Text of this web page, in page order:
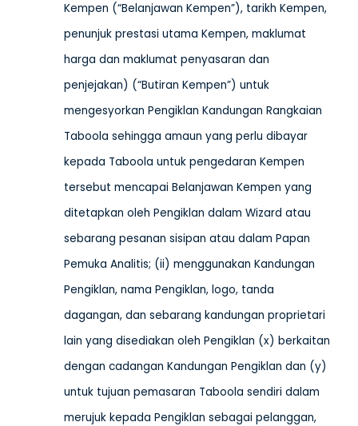
Kempen (“Belanjawan Kempen”), tarikh Kempen,
penunjuk prestasi utama Kempen, maklumat
harga dan maklumat penyasaran dan
penjejakan) (“Butiran Kempen”) untuk
mengesyorkan Pengiklan Kandungan Rangkaian
Taboola sehingga amaun yang perlu dibayar
kepada Taboola untuk pengedaran Kempen
tersebut mencapai Belanjawan Kempen yang
ditetapkan oleh Pengiklan dalam Wizard atau
sebarang pesanan sisipan atau dalam Papan
Pemuka Analitis; (ii) menggunakan Kandungan
Pengiklan, nama Pengiklan, logo, tanda
dagangan, dan sebarang kandungan proprietari
lain yang disediakan oleh Pengiklan (x) berkaitan
dengan cadangan Kandungan Pengiklan dan (y)
untuk tujuan pemasaran Taboola sendiri dalam
merujuk kepada Pengiklan sebagai pelanggan,